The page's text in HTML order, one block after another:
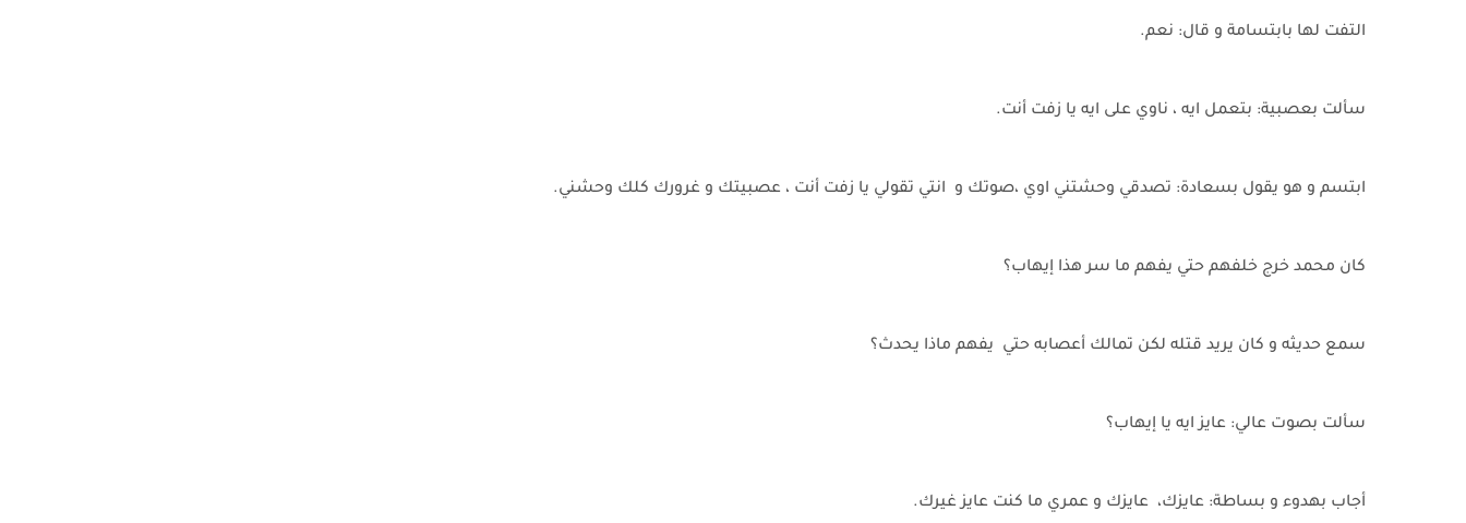
التفت لها بابتسامة و قال: نعم.
سألت بعصبية: بتعمل ايه ، ناوي على ايه يا زفت أنت.
ابتسم و هو يقول بسعادة: تصدقي وحشتني اوي ،صوتك و انتي تقولي يا زفت أنت ، عصبيتك و غرورك كلك وحشني.
كان محمد خرج خلفهم حتي يفهم ما سر هذا إيهاب؟
سمع حديثه و كان يريد قتله لكن تمالك أعصابه حتي يفهم ماذا يحدث؟
سألت بصوت عالي: عايز ايه يا إيهاب؟
أجاب بهدوء و بساطة: عايزك، عايزك و عمري ما كنت عايز غيرك.